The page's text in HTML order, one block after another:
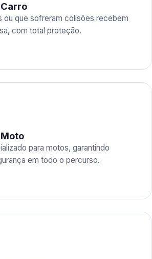
ou que sofreram colisões recebem
com total proteção.
para motos, garantindo
em todo o percurso.